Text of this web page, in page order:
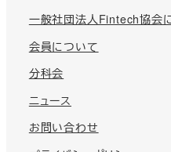
一般社団法人Fintech協会
会員について
分科会
ニュース
お問い合わせ